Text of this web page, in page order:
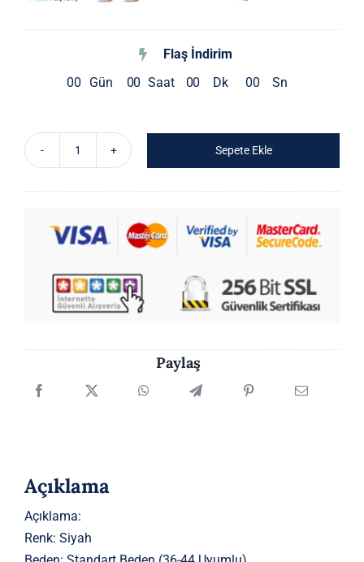
Flaş İndirim
00 Gün 00 Saat 00 Dk 00 Sn
Sepete Ekle
Paylaş
Açıklama
Açıklama:
Renk: Siyah